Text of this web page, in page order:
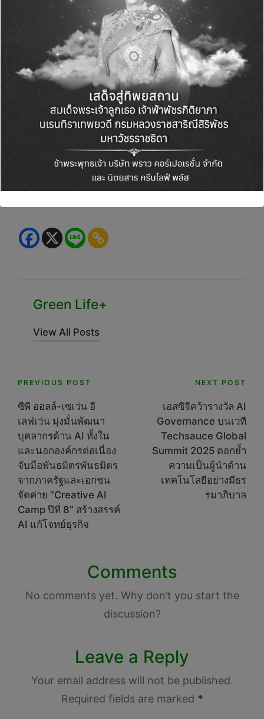
Thailand, Osotspa, Dyson, Grab, Pepsi Co
Thai Trading และอีกมากมาย พร้อมก้าวต่อไปสู่
การเป็นผู้นำด้าน Result-Based Influencer
Marketing ที่ไม่เพียงแค่สร้าง Awareness แต่
สามารถขับเคลื่อน Conversion ได้จริง
ติดตามภาพกิจกรรม พร้อมอัปเดตอินฟลูเอนเซอร์
มาร์เก็ตติ้ง แคมเปญ จากพินปังก์ได้ที่Facebook:
Pinpung, Instagram: pinpung_official,
TikTok: pinpung_officialและ เว็ปไซต์
www.pinpung.com
Green Life+
View All Posts
Post
navigation
PREVIOUS POST
ซีพี ออลล์-เซเว่น อี
เลฟเว่น มุ่งมั่นพัฒนา
บุคลากรด้าน AI ทั้งใน
และนอกองค์กรต่อเนื่อง
จับมือพันธมิตรพันธมิตร
จากภาครัฐและเอกชน
จัดค่าย “Creative AI
Camp ปีที่ 8” สร้างสรรค์
AI แก้โจทย์ธุรกิจ
NEXT POST
เอสซีจีคว้ารางวัล AI
Governance บนเวที
Techsauce Global
Summit 2025 ตอกย้ำ
ความเป็นผู้นำด้าน
เทคโนโลยีอย่างมีธร
รมาภิบาล
Comments
No comments yet. Why don’t you start the
discussion?
Leave a Reply
Your email address will not be published.
Required fields are marked *